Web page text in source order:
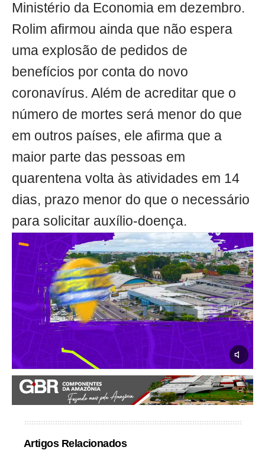
Ministério da Economia em dezembro.
Rolim afirmou ainda que não espera
uma explosão de pedidos de
benefícios por conta do novo
coronavírus. Além de acreditar que o
número de mortes será menor do que
em outros países, ele afirma que a
maior parte das pessoas em
quarentena volta às atividades em 14
dias, prazo menor do que o necessário
para solicitar auxílio-doença.
Artigos Relacionados